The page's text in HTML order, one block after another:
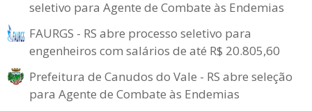
seletivo para Agente de Combate às Endemias
FAURGS - RS abre processo seletivo para
engenheiros com salários de até R$ 20.805,60
Prefeitura de Canudos do Vale - RS abre seleção
para Agente de Combate às Endemias